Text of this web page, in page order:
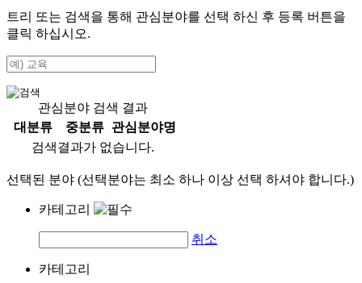
트리 또는 검색을 통해 관심분야를 선택 하신 후 등록 버튼을
클릭 하십시오.
관심분야 검색 결과
대분류
중분류
관심분야명
검색결과가 없습니다.
선택된 분야 (선택분야는 최소 하나 이상 선택 하셔야 합니다.)
카테고리
취소
카테고리